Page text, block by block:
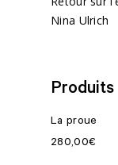
Nina Ulrich
Produits
La proue
280,00€